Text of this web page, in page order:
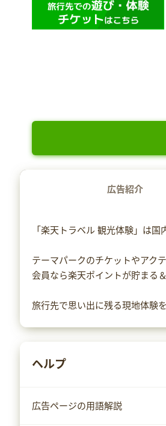
広告紹介
「楽天トラベル 観光体験」は国
テーマパークのチケットやアク
会員なら楽天ポイントが貯まる
旅行先で思い出に残る現地体験を
ヘルプ
広告ページの用語解説